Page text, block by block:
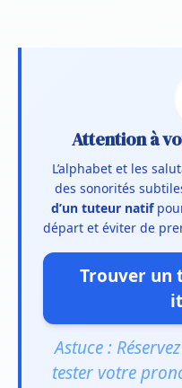
Attention à
L’alphabet et les
des sonorités
d’un tuteur natif
départ et éviter de
Trouver un
Astuce :
tester votre